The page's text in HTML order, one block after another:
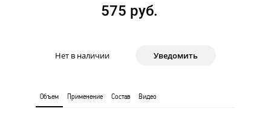
575 руб.
Нет в наличии Уведомить
Объем Применение Состав Видео